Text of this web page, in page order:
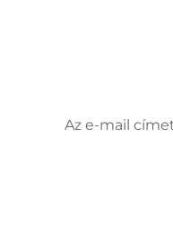
Az e-mail